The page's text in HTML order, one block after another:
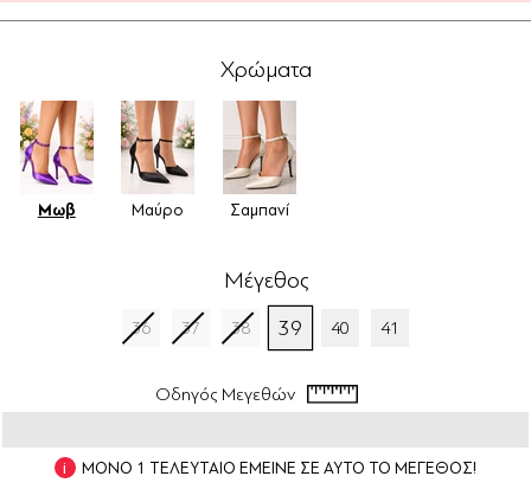
Χρώματα
Μωβ Μαύρο Σαμπανί
Μέγεθος
36 37 38 39 40 41
Οδηγός Μεγεθών
ΜΟΝΟ 1 ΤΕΛΕΥΤΑΙΟ ΕΜΕΙΝΕ ΣΕ ΑΥΤΟ ΤΟ ΜΕΓΕΘΟΣ!